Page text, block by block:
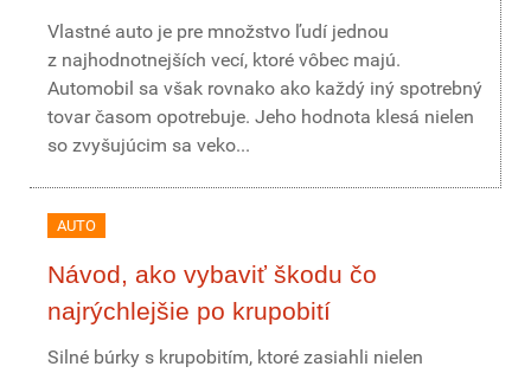
Vlastné auto je pre množstvo ľudí jednou
z najhodnotnejších vecí, ktoré vôbec majú.
Automobil sa však rovnako ako každý iný spotrebný
tovar časom opotrebuje. Jeho hodnota klesá nielen
so zvyšujúcim sa veko...
AUTO
Návod, ako vybaviť škodu čo
najrýchlejšie po krupobití
Silné búrky s krupobitím, ktoré zasiahli nielen